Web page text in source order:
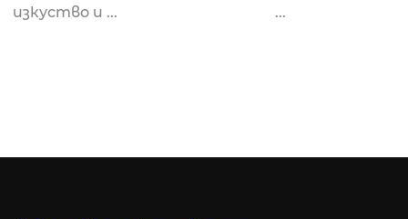
изкуство и ...
...